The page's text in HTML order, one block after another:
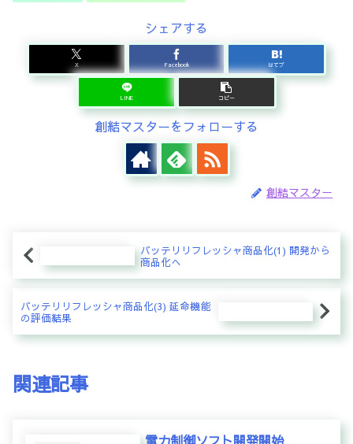
シェアする
X Facebook はてブ
LINE コピー
創結マスターをフォローする
創結マスター
バッテリリフレッシャ商品化(1) 開発から
商品化へ
バッテリリフレッシャ商品化(3) 延命機能
の評価結果
関連記事
電力制御ソフト開発開始